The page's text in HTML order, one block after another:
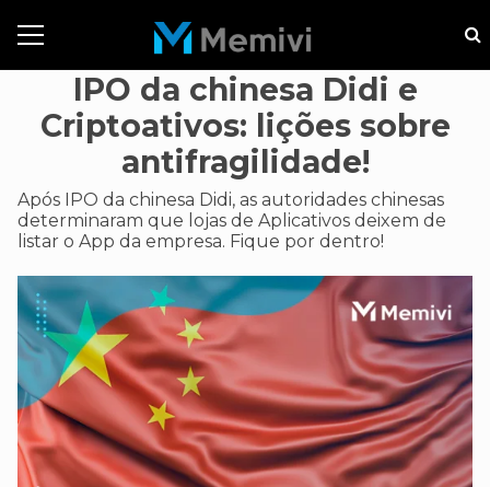
IPO da chinesa Didi e
Criptoativos: lições sobre
antifragilidade!
Após IPO da chinesa Didi, as autoridades chinesas
determinaram que lojas de Aplicativos deixem de
listar o App da empresa. Fique por dentro!